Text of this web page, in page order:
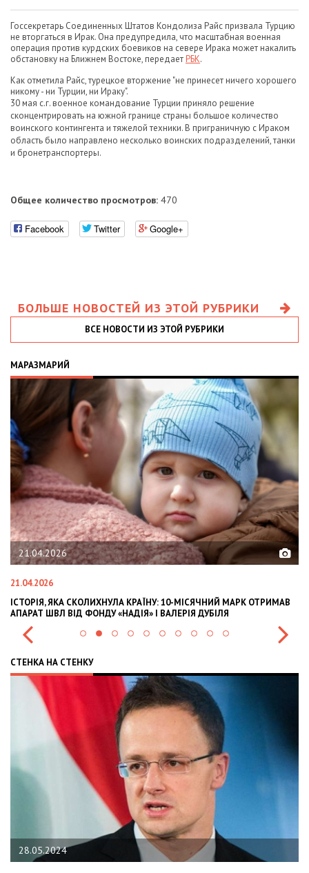
Госсекретарь Соединенных Штатов Кондолиза Райс призвала Турцию
не вторгаться в Ирак. Она предупредила, что масштабная военная
операция против курдских боевиков на севере Ирака может накалить
обстановку на Ближнем Востоке, передаетРБК.
Как отметила Райс, турецкое вторжение "не принесет ничего хорошего
никому - ни Турции, ни Ираку".
30 мая с.г. военное командование Турции приняло решение
сконцентрировать на южной границе страны большое количество
воинского контингента и тяжелой техники. В приграничную с Ираком
область было направлено несколько воинских подразделений, танки
и бронетранспортеры.
Общее количество просмотров: 470
Facebook Twitter Google+
БОЛЬШЕ НОВОСТЕЙ ИЗ ЭТОЙ РУБРИКИ
ВСЕ НОВОСТИ ИЗ ЭТОЙ РУБРИКИ
МАРАЗМАРИЙ
21.04.2026
21.04.2026
ІСТОРІЯ, ЯКА СКОЛИХНУЛА КРАЇНУ: 10-МІСЯЧНИЙ МАРК ОТРИМАВ
АПАРАТ ШВЛ ВІД ФОНДУ «НАДІЯ» І ВАЛЕРІЯ ДУБІЛЯ
СТЕНКА НА СТЕНКУ
28.05.2024